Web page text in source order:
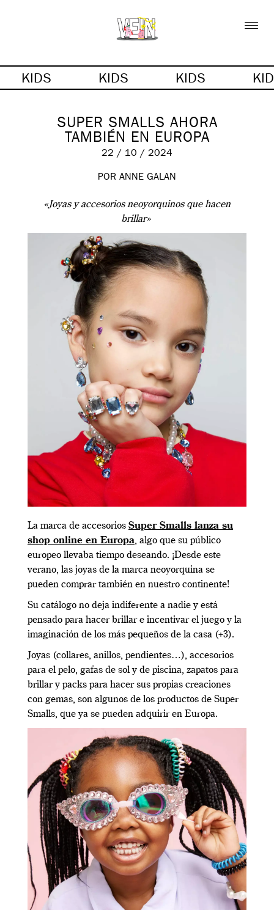
KIDS KIDS KIDS
SUPER SMALLS AHORA
TAMBIÉN EN EUROPA
22 / 10 / 2024
POR ANNE GALAN
«Joyas y accesorios neoyorquinos que hacen
brillar»
La marca de accesorios Super Smalls lanza su
shop online en Europa, algo que su público
europeo llevaba tiempo deseando. ¡Desde este
verano, las joyas de la marca neoyorquina se
pueden comprar también en nuestro continente!
Su catálogo no deja indiferente a nadie y está
pensado para hacer brillar e incentivar el juego y la
imaginación de los más pequeños de la casa (+3).
Joyas (collares, anillos, pendientes…), accesorios
para el pelo, gafas de sol y de piscina, zapatos para
brillar y packs para hacer sus propias creaciones
con gemas, son algunos de los productos de Super
Smalls, que ya se pueden adquirir en Europa.